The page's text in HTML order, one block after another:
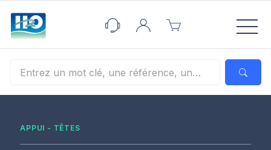
APPUI - TÊTES